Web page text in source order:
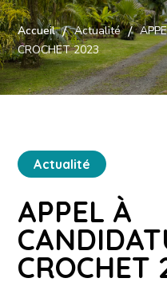
Accueil Actualité
CROCHET 2023
Actualité
APPEL À
CROCHET